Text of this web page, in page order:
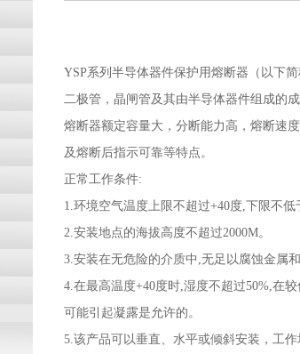
YSP系列半导体器件保护用熔断器（以下
二极管，晶闸管及其由半导体器件组成的
熔断器额定容量大，分断能力高，熔断速
及熔断后指示可靠等特点。
正常工作条件:
1.环境空气温度上限不超过+40度,下限不低
2.安装地点的海拔高度不超过2000M。
3.安装在无危险的介质中 ,无足以腐蚀金属
4.在最高温度+40度时,湿度不超过50%,在较
可能引起凝露是允许的。
5.该产品可以垂直、水平或倾斜安装，工作